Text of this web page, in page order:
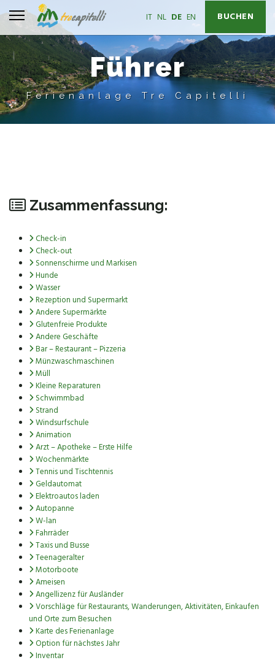
Sprache auswählen
IT NL DE EN BUCHEN
Führer
Ferienanlage Tre Capitelli
Zusammenfassung:
Check-in
Check-out
Sonnenschirme und Markisen
Hunde
Wasser
Rezeption und Supermarkt
Andere Supermärkte
Glutenfreie Produkte
Andere Geschäfte
Bar – Restaurant – Pizzeria
Münzwaschmaschinen
Müll
Kleine Reparaturen
Schwimmbad
Strand
Windsurfschule
Animation
Arzt – Apotheke – Erste Hilfe
Wochenmärkte
Tennis und Tischtennis
Geldautomat
Elektroautos laden
Autopanne
W-lan
Fahrräder
Taxis und Busse
Teenageralter
Motorboote
Ameisen
Angellizenz für Ausländer
Vorschläge für Restaurants, Wanderungen, Aktivitäten, Einkaufen
und Orte zum Besuchen
Karte des Ferienanlage
Option für nächstes Jahr
Inventar